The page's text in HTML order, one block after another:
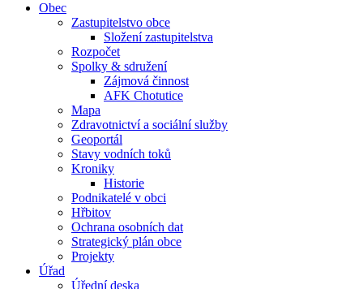
Obec
Zastupitelstvo obce
Složení zastupitelstva
Rozpočet
Spolky & sdružení
Zájmová činnost
AFK Chotutice
Mapa
Zdravotnictví a sociální služby
Geoportál
Stavy vodních toků
Kroniky
Historie
Podnikatelé v obci
Hřbitov
Ochrana osobních dat
Strategický plán obce
Projekty
Úřad
Úřední deska